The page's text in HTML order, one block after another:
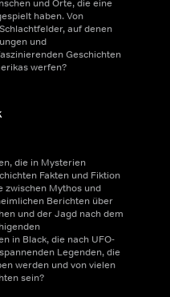
und Orte, die eine
haben. Von
auf denen
und
Geschichten
werfen?
die in Mysterien
Fakten und Fiktion
zwischen Mythos und
Berichten über
und der Jagd nach dem
in Black, die nach UFO-
Legenden, die
werden und von vielen
sein?